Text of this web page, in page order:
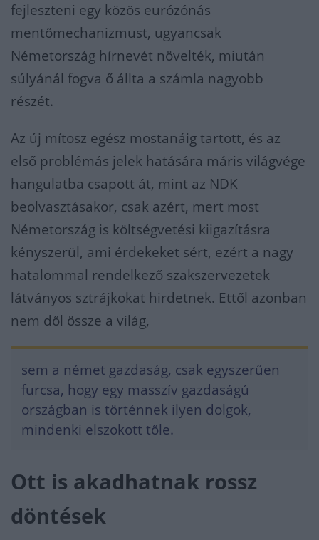
fejleszteni egy közös eurózónás
mentőmechanizmust, ugyancsak
Németország hírnevét növelték, miután
súlyánál fogva ő állta a számla nagyobb
részét.
Az új mítosz egész mostanáig tartott, és az
első problémás jelek hatására máris világvége
hangulatba csapott át, mint az NDK
beolvasztásakor, csak azért, mert most
Németország is költségvetési kiigazításra
kényszerül, ami érdekeket sért, ezért a nagy
hatalommal rendelkező szakszervezetek
látványos sztrájkokat hirdetnek. Ettől azonban
nem dől össze a világ,
sem a német gazdaság, csak egyszerűen
furcsa, hogy egy masszív gazdaságú
országban is történnek ilyen dolgok,
mindenki elszokott tőle.
Ott is akadhatnak rossz
döntések